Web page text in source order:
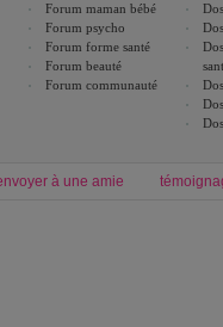
Forum maman bébé
Forum psycho
Forum forme santé
Forum beauté
Forum communauté
à une amie